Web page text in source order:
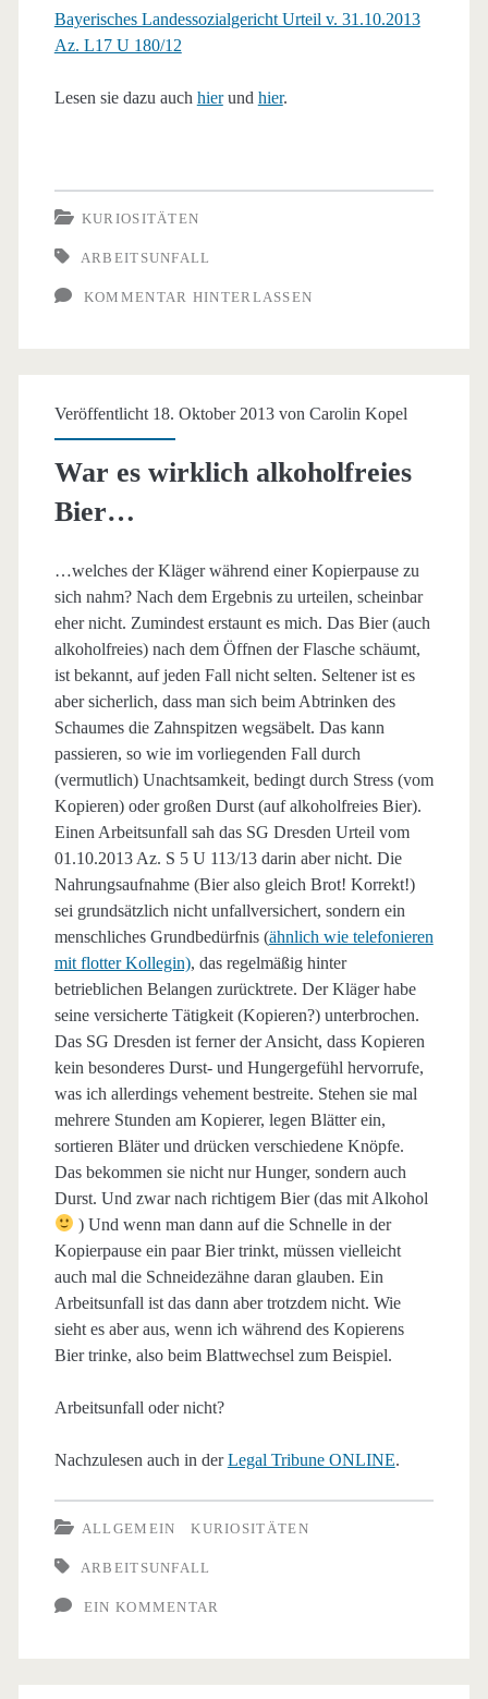
Bayerisches Landessozialgericht Urteil v. 31.10.2013
Az. L17 U 180/12
Lesen sie dazu auch hierund hier.
KURIOSITÄTEN
ARBEITSUNFALL
KOMMENTAR HINTERLASSEN
Veröffentlicht 18. Oktober 2013 von Carolin Kopel
War es wirklich alkoholfreies
Bier…
…welches der Kläger während einer Kopierpause zu
sich nahm? Nach dem Ergebnis zu urteilen, scheinbar
eher nicht. Zumindest erstaunt es mich. Das Bier (auch
alkoholfreies) nach dem Öffnen der Flasche schäumt,
ist bekannt, auf jeden Fall nicht selten. Seltener ist es
aber sicherlich, dass man sich beim Abtrinken des
Schaumes die Zahnspitzen wegsäbelt. Das kann
passieren, so wie im vorliegenden Fall durch
(vermutlich) Unachtsamkeit, bedingt durch Stress (vom
Kopieren) oder großen Durst (auf alkoholfreies Bier).
Einen Arbeitsunfall sah das SG Dresden Urteil vom
01.10.2013 Az. S 5 U 113/13 darin aber nicht. Die
Nahrungsaufnahme (Bier also gleich Brot! Korrekt!)
sei grundsätzlich nicht unfallversichert, sondern ein
menschliches Grundbedürfnis (ähnlich wie telefonieren
mit flotter Kollegin), das regelmäßig hinter
betrieblichen Belangen zurücktrete. Der Kläger habe
seine versicherte Tätigkeit (Kopieren?) unterbrochen.
Das SG Dresden ist ferner der Ansicht, dass Kopieren
kein besonderes Durst- und Hungergefühl hervorrufe,
was ich allerdings vehement bestreite. Stehen sie mal
mehrere Stunden am Kopierer, legen Blätter ein,
sortieren Bläter und drücken verschiedene Knöpfe.
Das bekommen sie nicht nur Hunger, sondern auch
Durst. Und zwar nach richtigem Bier (das mit Alkohol
) Und wenn man dann auf die Schnelle in der
Kopierpause ein paar Bier trinkt, müssen vielleicht
auch mal die Schneidezähne daran glauben. Ein
Arbeitsunfall ist das dann aber trotzdem nicht. Wie
sieht es aber aus, wenn ich während des Kopierens
Bier trinke, also beim Blattwechsel zum Beispiel.
Arbeitsunfall oder nicht?
Nachzulesen auch in derLegal Tribune ONLINE.
ALLGEMEIN KURIOSITÄTEN
ARBEITSUNFALL
EIN KOMMENTAR